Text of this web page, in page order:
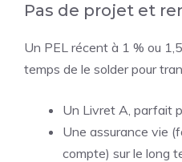
Pas de projet et
Un PEL récent à 1 % ou
temps de le solder pour
Un Livret A, parfait
Une assurance vie
compte) sur le long